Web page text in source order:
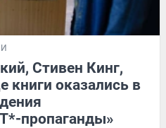
Стивен Кинг,
книги оказались в
пропаганды»